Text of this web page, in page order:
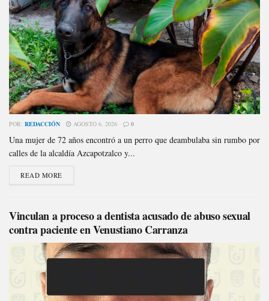
POR: REDACCIÓN AGOSTO 6, 2026 0
Una mujer de 72 años encontró a un perro que deambulaba sin rumbo por
calles de la alcaldía Azcapotzalco y...
READ MORE
Vinculan a proceso a dentista acusado de abuso sexual
contra paciente en Venustiano Carranza